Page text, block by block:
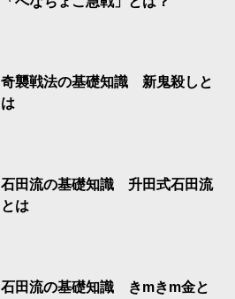
奇襲戦法の基礎知識 新鬼殺しと
は
石田流の基礎知識 升田式石田流
とは
石田流の基礎知識 きmきm金と